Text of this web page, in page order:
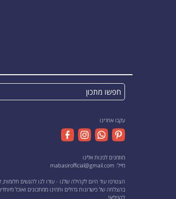
עקבו אחרינו
מוזמנים לפנות אלינו
מייל: mabasirofficial@gmail.com
הצטרפו עוד היום לקהילה שלנו - עזרו לנו להגשים
בהצלחה של כישרונות גדולים ותהינו ממתכונים ואוכל
להפליא!